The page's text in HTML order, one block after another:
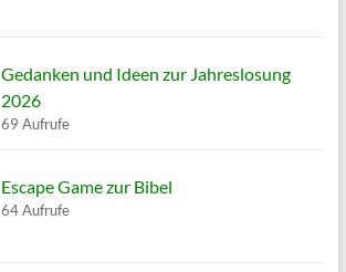
Gedanken und Ideen zur Jahreslosung
2026
69 Aufrufe
Escape Game zur Bibel
64 Aufrufe